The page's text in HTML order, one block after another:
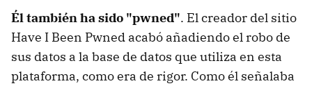
Él también ha sido "pwned". El creador del sitio
Have I Been Pwned acabó añadiendo el robo de
sus datos a la base de datos que utiliza en esta
plataforma, como era de rigor. Como él señalaba